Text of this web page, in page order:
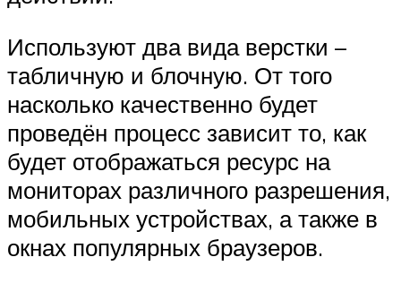
Используют два вида верстки –
табличную и блочную. От того
насколько качественно будет
проведён процесс зависит то, как
будет отображаться ресурс на
мониторах различного разрешения,
мобильных устройствах, а также в
окнах популярных браузеров.